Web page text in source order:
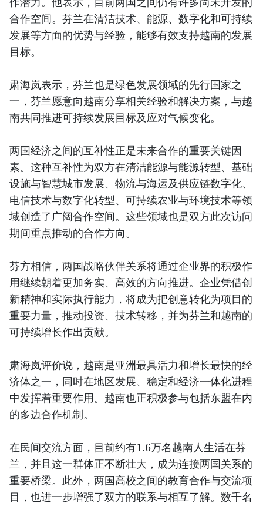
合作空间。芬兰在清洁技术、能源、数字化和可持续
发展等方面的优势与经验，能够有效支持越南的发展
目标。
肃海岚表示，芬兰也是绿色发展领域的先行国家之
一，芬兰愿意向越南分享相关经验和解决方案，与越
南共同推进可持续发展目标及应对气候变化。
两国经济之间的互补性正是未来合作的重要关键因
素。这种互补性为双方在清洁能源与能源转型、基础
设施与智慧城市发展、物流与海运及供应链数字化、
电信技术与数字化转型、可持续农业与环境技术等领
域创造了广阔合作空间。这些领域也是双方此次访问
期间重点推动的合作方向。
芬方相信，两国战略伙伴关系将通过企业界的积极作
用继续朝着更加务实、高效的方向推进。企业凭借创
新精神和实际执行能力，将成为把创意转化为项目的
重要力量，推动投资、技术转移，并为芬兰和越南的
可持续增长作出贡献。
肃海岚评价说，越南是亚洲最具活力和增长最快的经
济体之一，同时在地区发展、稳定和经济一体化进程
中发挥着重要作用。越南也正积极参与包括东盟在内
的多边合作机制。
在民间交流方面，目前约有1.6万名越南人生活在芬
兰，并且这一群体正不断壮大，成为连接两国关系的
重要桥梁。此外，两国高校之间的教育合作与交流项
目，也进一步增强了双方的联系与相互了解。数千名